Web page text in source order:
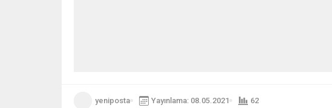
yeniposta Yayınlama: 08.05.2021 62